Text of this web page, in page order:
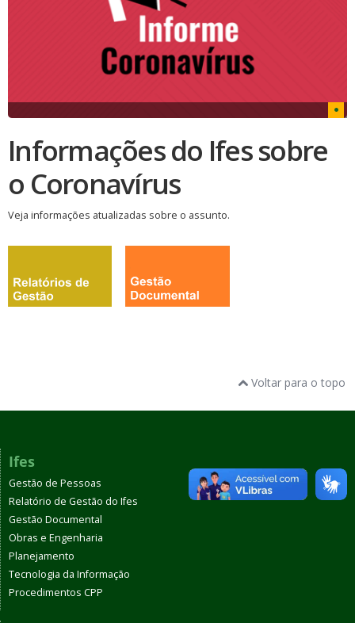
Informações do Ifes sobre
o Coronavírus
Veja informações atualizadas sobre o assunto.
Voltar para o topo
Ifes
Gestão de Pessoas
Relatório de Gestão do Ifes
Gestão Documental
Obras e Engenharia
Planejamento
Tecnologia da Informação
Procedimentos CPP